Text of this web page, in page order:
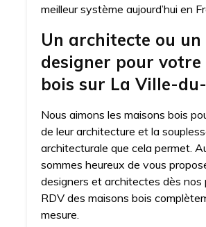
meilleur système aujourd’hui en
Un architecte ou un
designer pour votre
bois sur La Ville-
Nous aimons les maisons bois
de leur architecture et la
architecturale que cela permet.
sommes heureux de vous
designers et architectes dès nos
RDV des maisons bois
mesure.